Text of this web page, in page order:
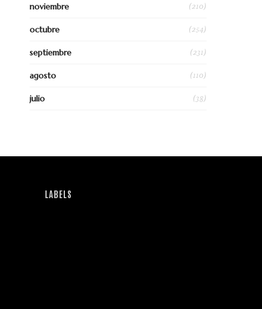
noviembre (210)
octubre (254)
septiembre (231)
agosto (110)
julio (38)
LABELS